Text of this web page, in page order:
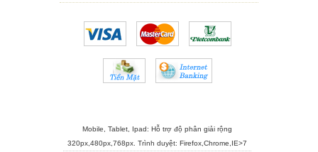
Mobile, Tablet, Ipad: Hỗ trợ độ phân giải rộng
320px,480px,768px. Trình duyệt: Firefox,Chrome,IE>7